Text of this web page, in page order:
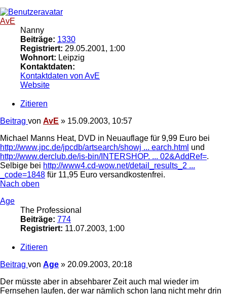
AvE
Nanny
Beiträge: 1330
Registriert: 29.05.2001, 1:00
Wohnort: Leipzig
Kontaktdaten:
Kontaktdaten von AvE
Website
Zitieren
Beitrag von AvE » 15.09.2003, 10:57
Michael Manns Heat, DVD in Neuauflage für 9,99 Euro bei
http://www.jpc.de/jpcdb/artsearch/showj ... earch.html und
http://www.derclub.de/is-bin/INTERSHOP. ... 02&AddRef=.
Selbige bei http://www4.cd-wow.net/detail_results_2 ...
_code=1848 für 11,95 Euro versandkostenfrei.
Nach oben
Age
The Professional
Beiträge: 774
Registriert: 11.07.2003, 1:00
Zitieren
Beitrag von Age » 20.09.2003, 20:18
Der müsste aber in absehbarer Zeit auch mal wieder im
Fernsehen laufen, der war nämlich schon lang nicht mehr drin